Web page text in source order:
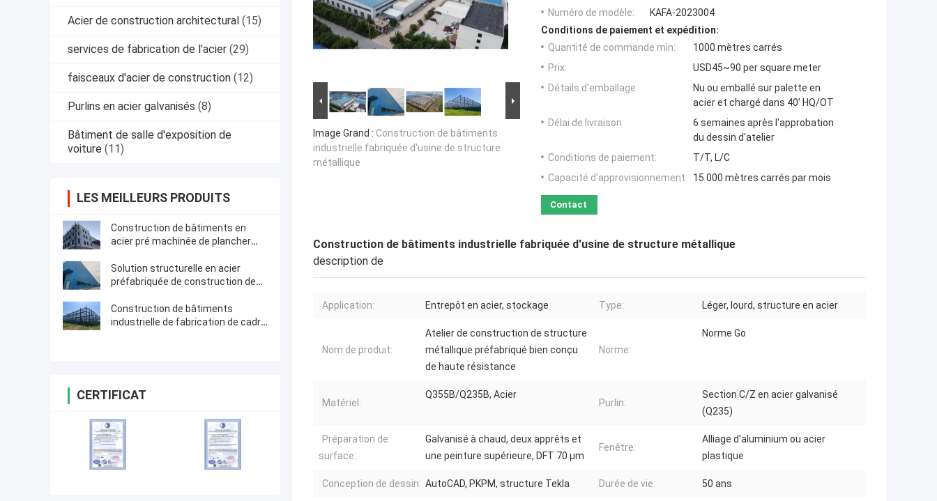
Acier de construction architectural (15)
services de fabrication de l'acier (29)
faisceaux d'acier de construction (12)
Purlins en acier galvanisés (8)
Bâtiment de salle d'exposition de
voiture (11)
LES MEILLEURS PRODUITS
Construction de bâtiments en
acier pré machinée de plancher
Solution structurelle en acier
préfabriquée de construction de
Construction de bâtiments
industrielle de fabrication de cadre
CERTIFICAT
Image Grand : Construction de bâtiments
industrielle fabriquée d'usine de structure
métallique
Numéro de modèle:
KAFA-2023004
Conditions de paiement et expédition:
Quantité de commande min:
1000 mètres carrés
Prix:
USD45~90 per square meter
Détails d'emballage:
Nu ou emballé sur palette en
acier et chargé dans 40' HQ/OT
Délai de livraison:
6 semaines après l'approbation
du dessin d'atelier
Conditions de paiement:
T/T, L/C
Capacité d'approvisionnement:
15 000 mètres carrés par mois
Contact
Construction de bâtiments industrielle fabriquée d'usine de structure métallique
description de
Application: Entrepôt en acier, stockage Type: Léger, lourd, structure en acier
Nom de produit:
Atelier de construction de structure
métallique préfabriqué bien conçu
de haute résistance
Norme:
Norme Go
Matériel:
Q355B/Q235B, Acier
Purlin:
Section C/Z en acier galvanisé
(Q235)
Préparation de
surface:
Galvanisé à chaud, deux apprêts et
une peinture supérieure, DFT 70 μm
Fenêtre:
Alliage d'aluminium ou acier
plastique
Conception de dessin: AutoCAD, PKPM, structure Tekla Durée de vie: 50 ans